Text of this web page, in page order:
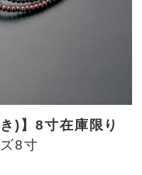
)】8寸在庫限り
8寸